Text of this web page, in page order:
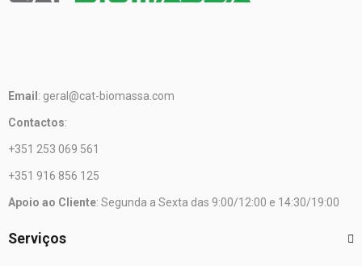
Email : geral@cat-biomassa.com
Contactos:
+351 253 069 561
+351 916 856 125
Apoio ao Cliente: Segunda a Sexta das 9:00/12:00 e 14:30/19:00
Serviços